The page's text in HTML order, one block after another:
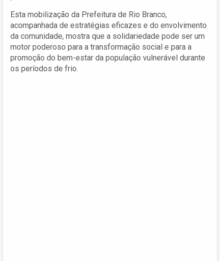
Esta mobilização da Prefeitura de Rio Branco,
acompanhada de estratégias eficazes e do envolvimento
da comunidade, mostra que a solidariedade pode ser um
motor poderoso para a transformação social e para a
promoção do bem-estar da população vulnerável durante
os períodos de frio.